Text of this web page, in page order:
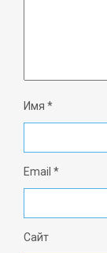
Имя *
Email *
Сайт